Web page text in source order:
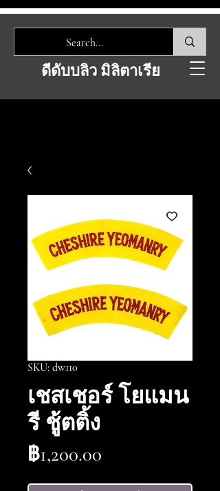
ดีดับบลิว มิลิตาเรีย
SKU: dw110
เชสเชอร์ โยแมน
รี ชู้ตติ้ง
฿1,200.00